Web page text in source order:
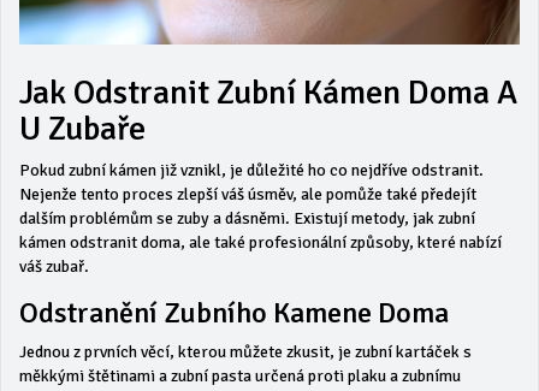
Jak Odstranit Zubní Kámen Doma A
U Zubaře
Pokud zubní kámen již vznikl, je důležité ho co nejdříve odstranit.
Nejenže tento proces zlepší váš úsměv, ale pomůže také předejít
dalším problémům se zuby a dásněmi. Existují metody, jak zubní
kámen odstranit doma, ale také profesionální způsoby, které nabízí
váš zubař.
Odstranění Zubního Kamene Doma
Jednou z prvních věcí, kterou můžete zkusit, je zubní kartáček s
měkkými štětinami a zubní pasta určená proti plaku a zubnímu